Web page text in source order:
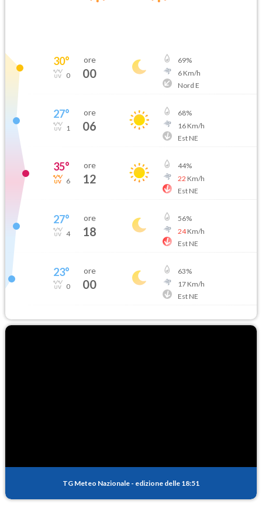
30°
0
ore
00
69%
6Km/h
Nord E
27°
1
ore
06
68%
16Km/h
Est NE
35°
6
ore
12
44%
22 Km/h
Est NE
27°
4
ore
18
56%
24Km/h
Est NE
23°
0
ore
00
63%
17Km/h
Est NE
TG Meteo Nazionale - edizione delle 18:51